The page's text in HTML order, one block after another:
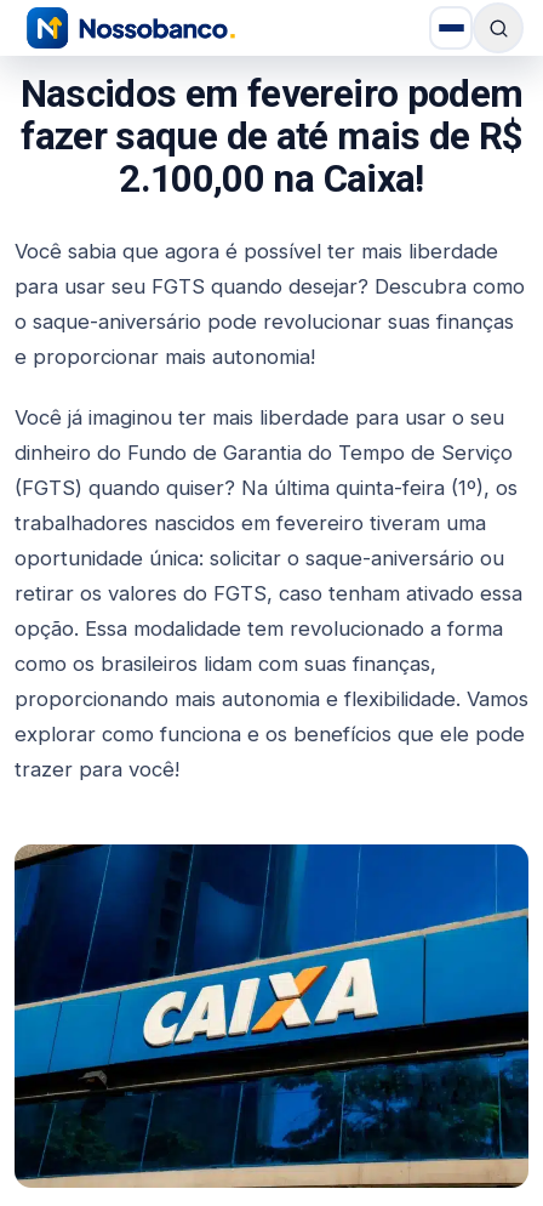
Nascidos em fevereiro podem
fazer saque de até mais de R$
2.100,00 na Caixa!
Você sabia que agora é possível ter mais liberdade
para usar seu FGTS quando desejar? Descubra como
o saque-aniversário pode revolucionar suas finanças
e proporcionar mais autonomia!
Você já imaginou ter mais liberdade para usar o seu
dinheiro do Fundo de Garantia do Tempo de Serviço
(FGTS) quando quiser? Na última quinta-feira (1º), os
trabalhadores nascidos em fevereiro tiveram uma
oportunidade única: solicitar o saque-aniversário ou
retirar os valores do FGTS, caso tenham ativado essa
opção. Essa modalidade tem revolucionado a forma
como os brasileiros lidam com suas finanças,
proporcionando mais autonomia e flexibilidade. Vamos
explorar como funciona e os benefícios que ele pode
trazer para você!